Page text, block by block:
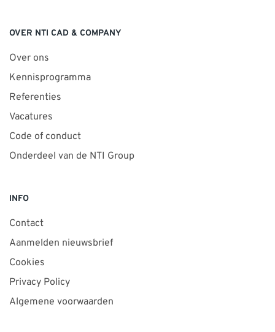
OVER NTI CAD & COMPANY
Over ons
Kennisprogramma
Referenties
Vacatures
Code of conduct
Onderdeel van de NTI Group
INFO
Contact
Aanmelden nieuwsbrief
Cookies
Privacy Policy
Algemene voorwaarden